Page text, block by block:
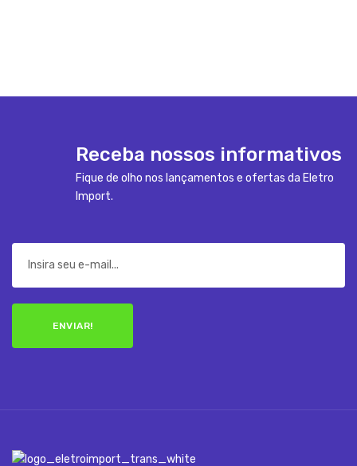
Receba nossos informativos
Fique de olho nos lançamentos e ofertas da Eletro
Import.
ENVIAR!